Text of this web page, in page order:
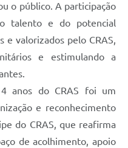
o público. A participação
talento e do potencial
e valorizados pelo CRAS,
e estimulando a
anos do CRAS foi um
e reconhecimento
do CRAS, que reafirma
de acolhimento, apoio